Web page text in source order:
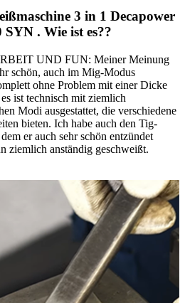
3 in 1 Decapower
. Wie ist es??
UND FUN: Meiner Meinung
schön, auch im Mig-Modus
ohne Problem mit einer Dicke
ist technisch mit ziemlich
Modi ausgestattet, die verschiedene
bieten. Ich habe auch den Tig-
er auch sehr schön entzündet
ziemlich anständig geschweißt.